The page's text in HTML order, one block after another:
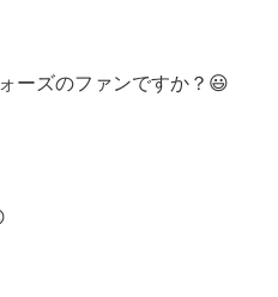
ーズのファンですか？😃